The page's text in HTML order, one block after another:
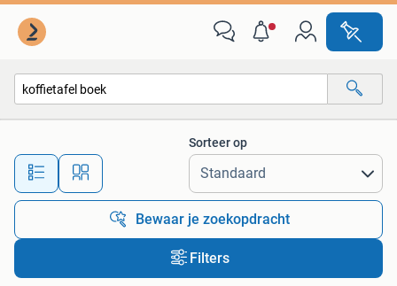
Alle afstanden…
Sorteer op
Bewaar je zoekopdracht
Filters